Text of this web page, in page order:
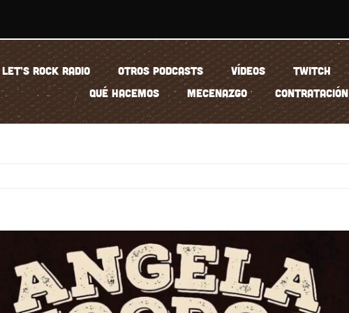
LET’S ROCK RADIO OTROS PODCASTS VÍDEOS TWITCH
QUÉ HACEMOS
MECENAZGO CONTRATACIÓN